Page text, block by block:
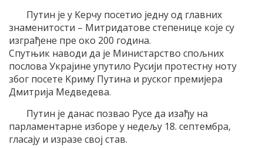
Путин jе у Kерчу посетио jедну од главних
знаменитости – Mитридатове степенице коjе су
изграђене пре око 200 година.
Спутњик наводи да jе Mинистарство спољних
послова Украjине упутило Русиjи протестну ноту
због посете Kриму Путина и руског премиjера
Дмитриjа Mедведева.
Путин jе данас позвао Русе да изађу на
парламентарне изборе у недељу 18. септембра,
гласаjу и изразе своj став.